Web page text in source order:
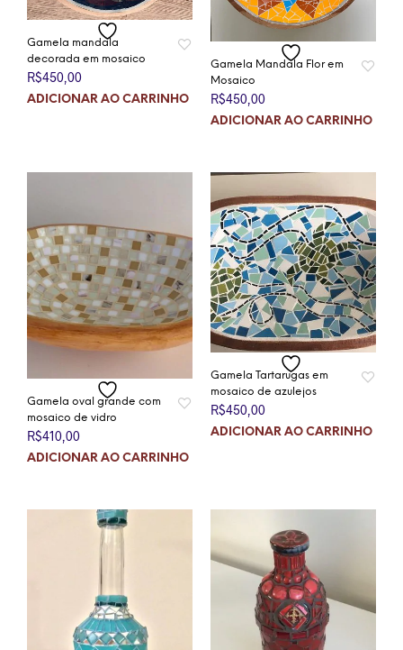
Gamela mandala
decorada em mosaico
R$450,00
ADICIONAR AO CARRINHO
Gamela Mandala Flor em
Mosaico
R$450,00
ADICIONAR AO CARRINHO
Gamela oval grande com
mosaico de vidro
R$410,00
ADICIONAR AO CARRINHO
Gamela Tartarugas em
mosaico de azulejos
R$450,00
ADICIONAR AO CARRINHO